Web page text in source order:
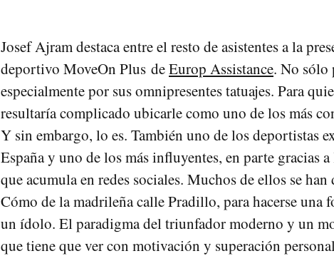
Josef Ajram destaca entre el resto de asistentes a la
deportivo MoveOn Plus deEurop Assistance. No sólo
especialmente por sus omnipresentes tatuajes. Para
resultaría complicado ubicarle como uno de los más
Y sin embargo, lo es. También uno de los deportistas
España y uno de los más influyentes, en parte gracias
que acumula en redes sociales. Muchos de ellos se
Cómo de la madrileña calle Pradillo, para hacerse una
un ídolo. El paradigma del triunfador moderno y un
que tiene que ver con motivación y superación